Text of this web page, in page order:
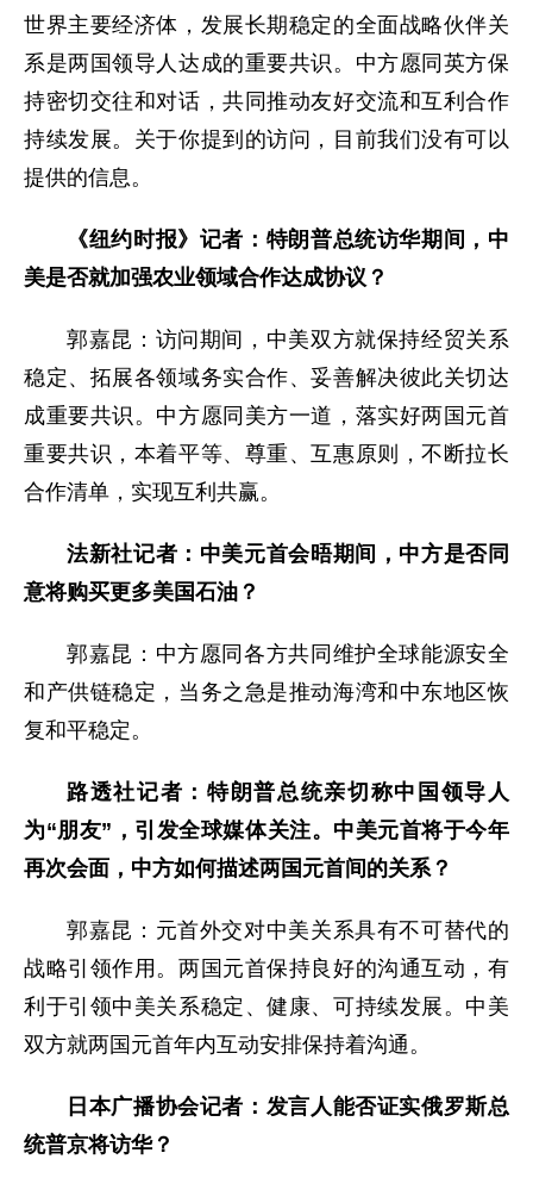
世界主要经济体，发展长期稳定的全面战略伙伴关
系是两国领导人达成的重要共识。中方愿同英方保
持密切交往和对话，共同推动友好交流和互利合作
持续发展。关于你提到的访问，目前我们没有可以
提供的信息。
《纽约时报》记者：特朗普总统访华期间，中
美是否就加强农业领域合作达成协议？
郭嘉昆：访问期间，中美双方就保持经贸关系
稳定、拓展各领域务实合作、妥善解决彼此关切达
成重要共识。中方愿同美方一道，落实好两国元首
重要共识，本着平等、尊重、互惠原则，不断拉长
合作清单，实现互利共赢。
法新社记者：中美元首会晤期间，中方是否同
意将购买更多美国石油？
郭嘉昆：中方愿同各方共同维护全球能源安全
和产供链稳定，当务之急是推动海湾和中东地区恢
复和平稳定。
路透社记者：特朗普总统亲切称中国领导人
为“朋友”，引发全球媒体关注。中美元首将于今年
再次会面，中方如何描述两国元首间的关系？
郭嘉昆：元首外交对中美关系具有不可替代的
战略引领作用。两国元首保持良好的沟通互动，有
利于引领中美关系稳定、健康、可持续发展。中美
双方就两国元首年内互动安排保持着沟通。
日本广播协会记者：发言人能否证实俄罗斯总
统普京将访华？